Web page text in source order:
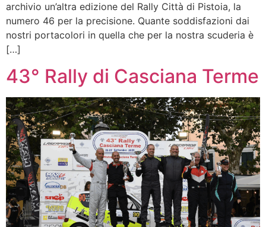
archivio un’altra edizione del Rally Città di Pistoia, la
numero 46 per la precisione. Quante soddisfazioni dai
nostri portacolori in quella che per la nostra scuderia è
[…]
43° Rally di Casciana Terme